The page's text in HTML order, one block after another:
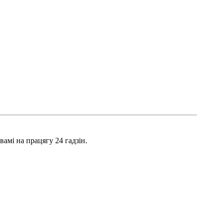
на працягу 24 гадзін.